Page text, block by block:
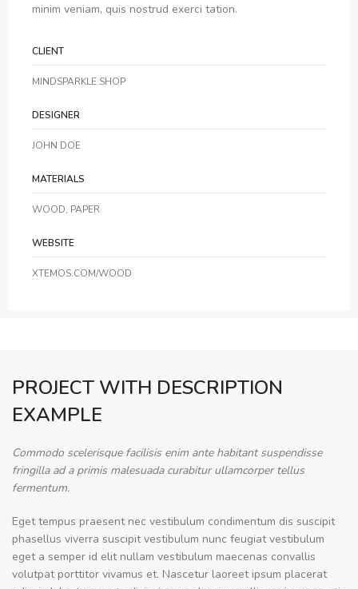
minim veniam, quis nostrud exerci tation.
CLIENT
MINDSPARKLE SHOP
DESIGNER
JOHN DOE
MATERIALS
WOOD, PAPER
WEBSITE
XTEMOS.COM/WOOD
PROJECT WITH DESCRIPTION
EXAMPLE
Commodo scelerisque facilisis enim ante habitant suspendisse
fringilla ad a primis malesuada curabitur ullamcorper tellus
fermentum.
Eget tempus praesent nec vestibulum condimentum dis suscipit
phasellus viverra suscipit vestibulum nunc feugiat vestibulum
eget a semper id elit nullam vestibulum maecenas convallis
volutpat porttitor vivamus et. Nascetur laoreet ipsum placerat